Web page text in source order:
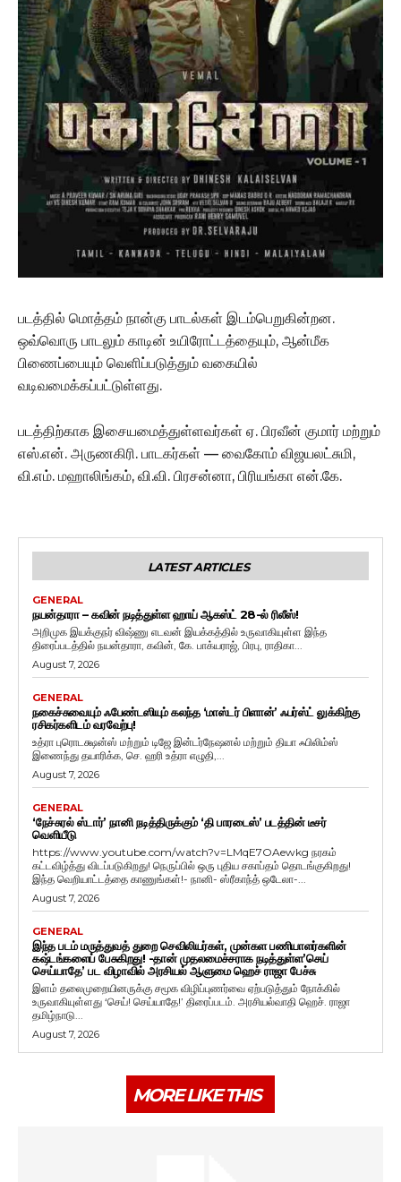
படத்தில் மொத்தம் நான்கு பாடல்கள் இடம்பெறுகின்றன.
ஒவ்வொரு பாடலும் காடின் உயிரோட்டத்தையும், ஆன்மீக
பிணைப்பையும் வெளிப்படுத்தும் வகையில்
வடிவமைக்கப்பட்டுள்ளது.
படத்திற்காக இசையமைத்துள்ளவர்கள் ஏ. பிரவீன் குமார் மற்றும்
எஸ்.என். அருணகிரி. பாடகர்கள் — வைகோம் விஜயலட்சுமி,
வி.எம். மஹாலிங்கம், வி.வி. பிரசன்னா, பிரியங்கா என்.கே.
LATEST ARTICLES
GENERAL
நயன்தாரா – கவின் நடித்துள்ள ஹாய் ஆகஸ்ட் 28-ல் ரிலீஸ்!
அறிமுக இயக்குநர் விஷ்ணு எடவன் இயக்கத்தில் உருவாகியுள்ள இந்த
திரைப்படத்தில் நயன்தாரா, கவின், கே. பாக்யராஜ், பிரபு, ராதிகா...
August 7, 2026
GENERAL
நகைச்சுவையும் ஃபேண்டஸியும் கலந்த ‘மாஸ்டர் பிளான்’ ஃபர்ஸ்ட் லுக்கிற்கு
ரசிகர்களிடம் வரவேற்பு!
உத்ரா புரொடக்ஷன்ஸ் மற்றும் டிஜே இன்டர்நேஷனல் மற்றும் தியா ஃபிலிம்ஸ்
இணைந்து தயாரிக்க, செ. ஹரி உத்ரா எழுதி,...
August 7, 2026
GENERAL
‘நேச்சுரல் ஸ்டார்’ நானி நடித்திருக்கும் ‘தி பாரடைஸ்’ படத்தின் டீசர்
வெளியீடு
https://www.youtube.com/watch?v=LMqE7OAewkg நரகம்
கட்டவிழ்த்து விடப்படுகிறது! நெருப்பில் ஒரு புதிய சகாப்தம் தொடங்குகிறது!
இந்த வெறியாட்டத்தை காணுங்கள்!- நானி- ஸ்ரீகாந்த் ஒடேலா-...
August 7, 2026
GENERAL
இந்த படம் மருத்துவத் துறை செவிலியர்கள், முன்கள பணியாளர்களின்
கஷ்டங்களைப் பேசுகிறது! -தான் முதலமைச்சராக நடித்துள்ள’செய்
செய்யாதே’ பட விழாவில் அரசியல் ஆளுமை ஹெச் ராஜா பேச்சு
இளம் தலைமுறையினருக்கு சமூக விழிப்புணர்வை ஏற்படுத்தும் நோக்கில்
உருவாகியுள்ளது ‘செய்! செய்யாதே!’ திரைப்படம். அரசியல்வாதி ஹெச். ராஜா
தமிழ்நாடு...
August 7, 2026
MORE LIKE THIS